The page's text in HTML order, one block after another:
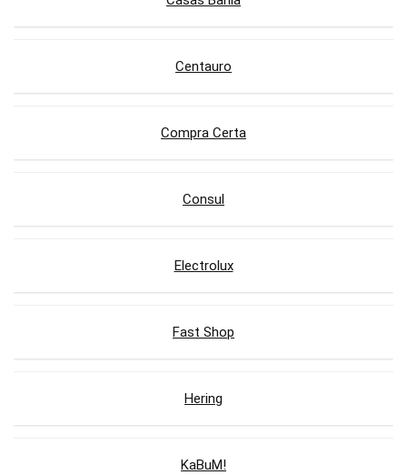
Centauro
Compra Certa
Consul
Electrolux
Fast Shop
Hering
KaBuM!